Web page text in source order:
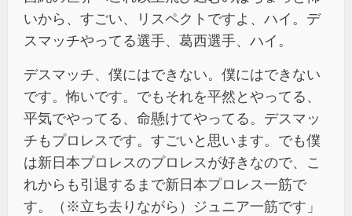
いから、すごい、リスペクトですよ、ハイ。デ
スマッチやってる選手、葛西選手、ハイ。
デスマッチ、僕にはできない。僕にはできない
です。怖いです。でもそれを平然とやってる、
平気でやってる、命懸けてやってる。デスマッ
チもプロレスです。すごいと思います。でも僕
は新日本プロレスのプロレスが好きなので、こ
れからも引退するまで新日本プロレス一筋で
す。（※立ち去りながら）ジュニア一筋です」